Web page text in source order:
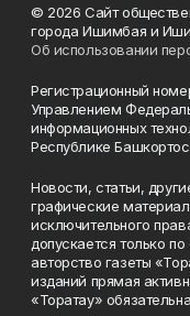
© 2026 Сайт
города Ишимбая и
Об использовании
Регистрационный
Управлением
информационных
Республике
Новости, статьи,
графические
исключительного
допускается только
авторство газеты
изданий прямая
«Торатау»